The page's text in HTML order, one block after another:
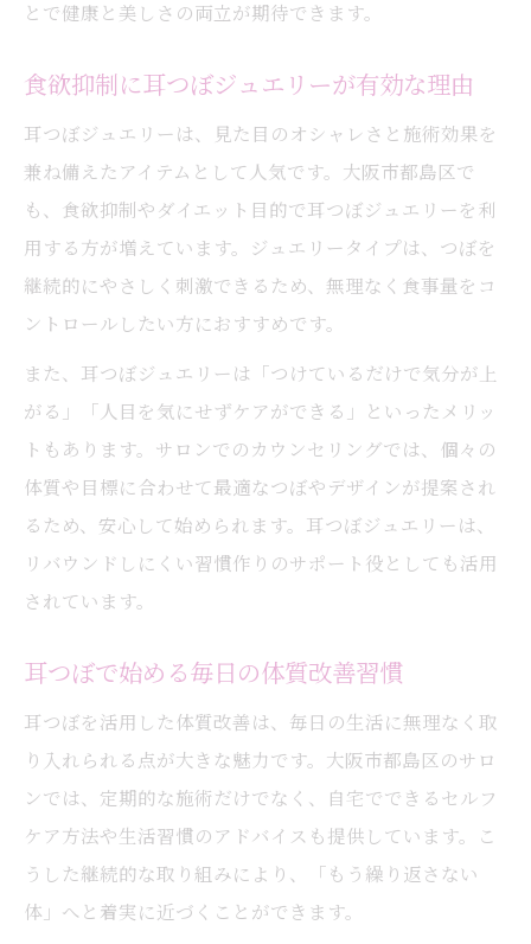
とで健康と美しさの両立が期待できます。
食欲抑制に耳つぼジュエリーが有効な理由
耳つぼジュエリーは、見た目のオシャレさと施術効果を
兼ね備えたアイテムとして人気です。大阪市都島区で
も、食欲抑制やダイエット目的で耳つぼジュエリーを利
用する方が増えています。ジュエリータイプは、つぼを
継続的にやさしく刺激できるため、無理なく食事量をコ
ントロールしたい方におすすめです。
また、耳つぼジュエリーは「つけているだけで気分が上
がる」「人目を気にせずケアができる」といったメリッ
トもあります。サロンでのカウンセリングでは、個々の
体質や目標に合わせて最適なつぼやデザインが提案され
るため、安心して始められます。耳つぼジュエリーは、
リバウンドしにくい習慣作りのサポート役としても活用
されています。
耳つぼで始める毎日の体質改善習慣
耳つぼを活用した体質改善は、毎日の生活に無理なく取
り入れられる点が大きな魅力です。大阪市都島区のサロ
ンでは、定期的な施術だけでなく、自宅でできるセルフ
ケア方法や生活習慣のアドバイスも提供しています。こ
うした継続的な取り組みにより、「もう繰り返さない
体」へと着実に近づくことができます。